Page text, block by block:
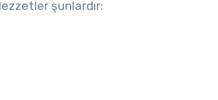
şunlardır: